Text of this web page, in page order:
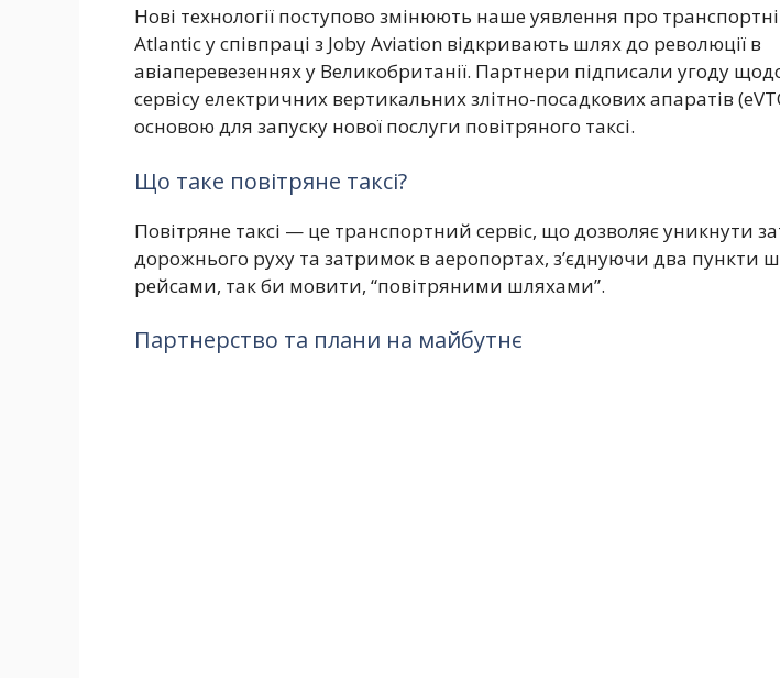
Нові технології поступово змінюють наше уявлення про
Atlantic у співпраці з Joby Aviation відкривають шлях до революції в
авіаперевезеннях у Великобританії. Партнери підписали угоду
сервісу електричних вертикальних злітно-посадкових апаратів
основою для запуску нової послуги повітряного таксі.
Що таке повітряне таксі?
Повітряне таксі — це транспортний сервіс, що дозволяє уникнути
дорожнього руху та затримок в аеропортах, з’єднуючи два пункти
рейсами, так би мовити, “повітряними шляхами”.
Партнерство та плани на майбутнє